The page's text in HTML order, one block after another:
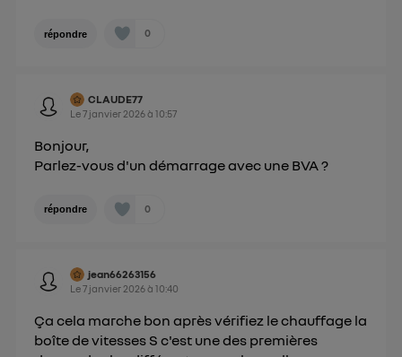
répondre 0
CLAUDE77
Le7 janvier 2026à10:57
Bonjour,
Parlez-vous d'un démarrage avec une BVA ?
répondre 0
jean66263156
Le7 janvier 2026à10:40
Ça cela marche bon après vérifiez le chauffage la
boîte de vitesses S c'est une des premières